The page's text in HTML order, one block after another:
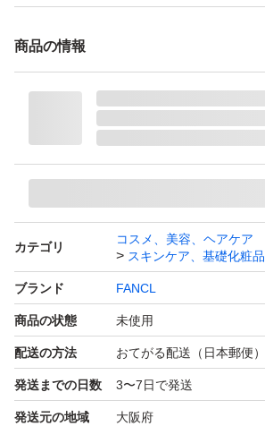
商品の情報
カテゴリ
コスメ、美容、ヘアケア
スキンケア、基礎化粧品
ブランド FANCL
商品の状態 未使用
配送の方法 おてがる配送（日本郵便）
発送までの日数 3〜7日で発送
発送元の地域 大阪府